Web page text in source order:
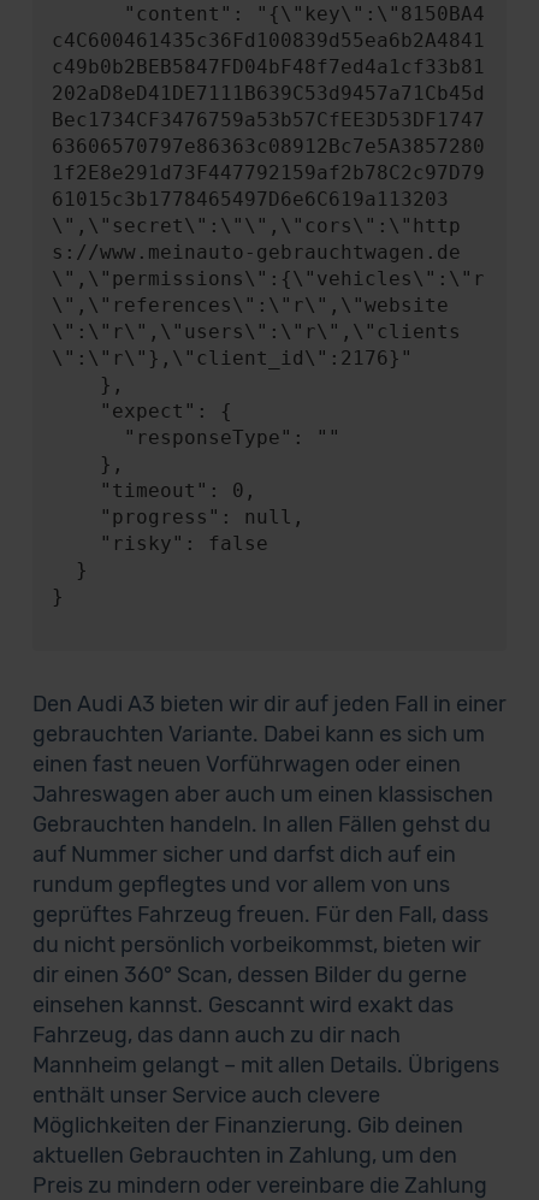
c4C600461435c36Fd100839d55ea6b2A4841
c49b0b2BEB5847FD04bF48f7ed4a1cf33b81
202aD8eD41DE7111B639C53d9457a71Cb45d
Bec1734CF3476759a53b57CfEE3D53DF1747
63606570797e86363c08912Bc7e5A3857280
1f2E8e291d73F447792159af2b78C2c97D79
61015c3b1778465497D6e6C619a113203
\",\"secret\":\"\",\"cors\":\"http
s://www.meinauto-gebrauchtwagen.de
\",\"permissions\":{\"vehicles\":\"r
\",\"references\":\"r\",\"website
\":\"r\",\"users\":\"r\",\"clients
\":\"r\"},\"client_id\":2176}"
}
Den Audi A3 bieten wir dir auf jeden Fall in einer
gebrauchten Variante. Dabei kann es sich um
einen fast neuen Vorführwagen oder einen
Jahreswagen aber auch um einen klassischen
Gebrauchten handeln. In allen Fällen gehst du
auf Nummer sicher und darfst dich auf ein
rundum gepflegtes und vor allem von uns
geprüftes Fahrzeug freuen. Für den Fall, dass
du nicht persönlich vorbeikommst, bieten wir
dir einen 360° Scan, dessen Bilder du gerne
einsehen kannst. Gescannt wird exakt das
Fahrzeug, das dann auch zu dir nach
Mannheim gelangt – mit allen Details. Übrigens
enthält unser Service auch clevere
Möglichkeiten der Finanzierung. Gib deinen
aktuellen Gebrauchten in Zahlung, um den
Preis zu mindern oder vereinbare die Zahlung